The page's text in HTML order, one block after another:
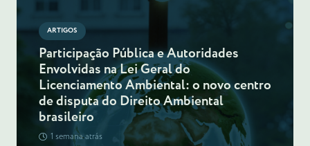
ARTIGOS
Participação Pública e Autoridades
Envolvidas na Lei Geral do
Licenciamento Ambiental: o novo centro
de disputa do Direito Ambiental
brasileiro
1 semana atrás